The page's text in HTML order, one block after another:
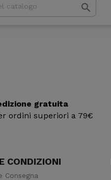

gratuita
ordini superiori a 79€
CONDIZIONI
Consegna